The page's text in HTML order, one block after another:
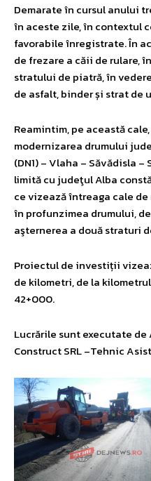
Demarate în cursul anului
în aceste zile, în contextul
favorabile înregistrate. În
de frezare a căii de rulare,
stratului de piatră, în
de asfalt, binder și strat de
Reamintim, pe această
modernizarea drumului
(DN1) – Vlaha – Săvădisla –
limită cu judeţul Alba
ce vizează întreaga cale
în profunzimea drumului,
aşternerea a două straturi
Proiectul de investiții
de kilometri, de la
42+000.
Lucrările sunt executate de
Construct SRL –Tehnic